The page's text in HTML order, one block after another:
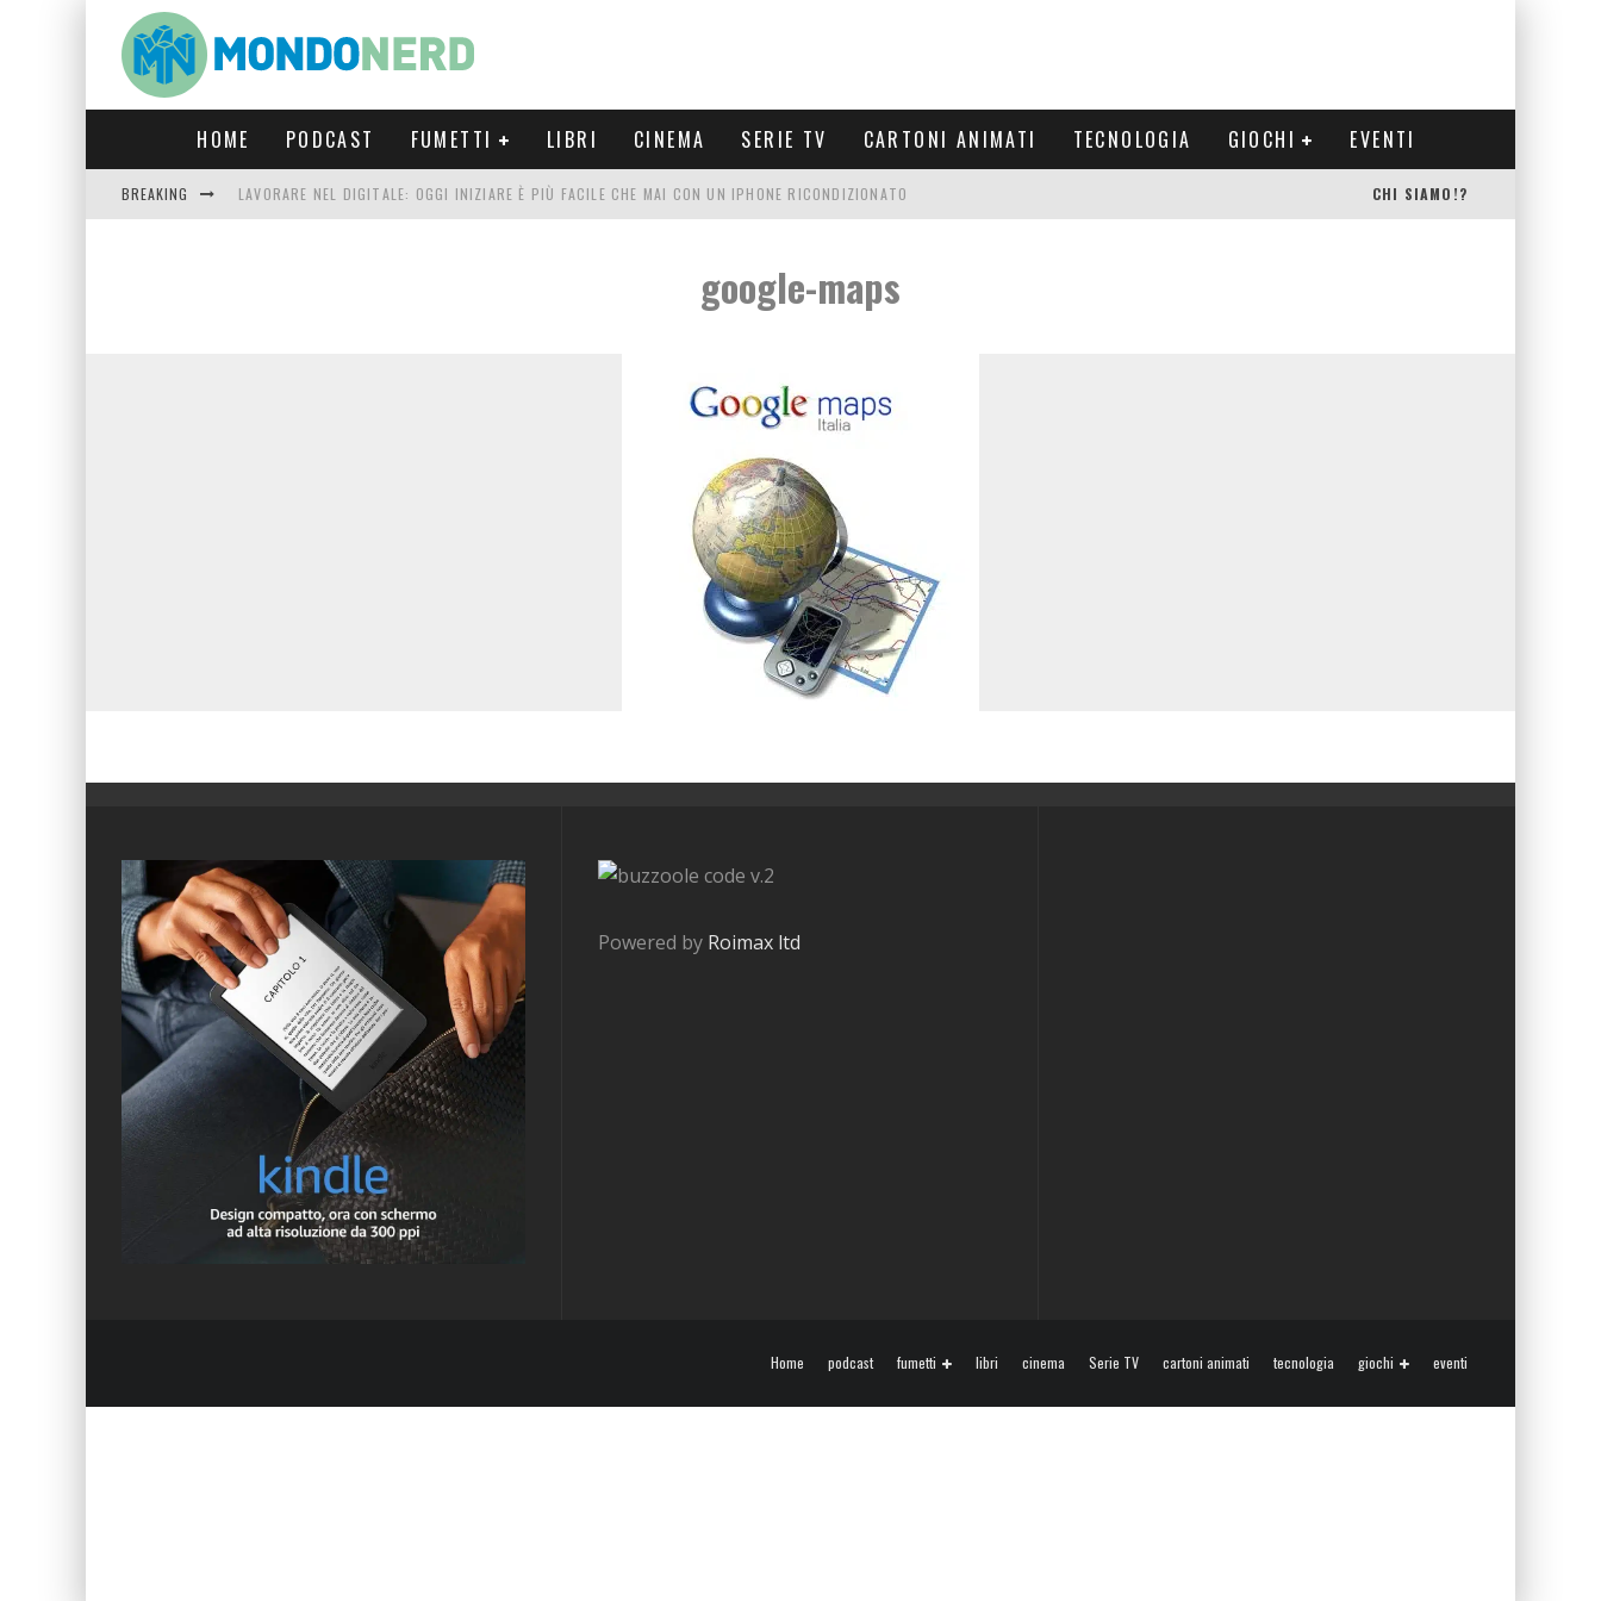
HOME PODCAST FUMETTI LIBRI CINEMA SERIE TV CARTONI ANIMATI TECNOLOGIA GIOCHI EVENTI
BREAKING LAVORARE NEL DIGITALE: OGGI INIZIARE È PIÙ FACILE CHE MAI CON UN IPHONE RICONDIZIONATO CHI SIAMO!?
google-maps
v.2
Powered by Roimax ltd
Home podcast fumetti libri cinema Serie TV cartoni animati tecnologia giochi eventi